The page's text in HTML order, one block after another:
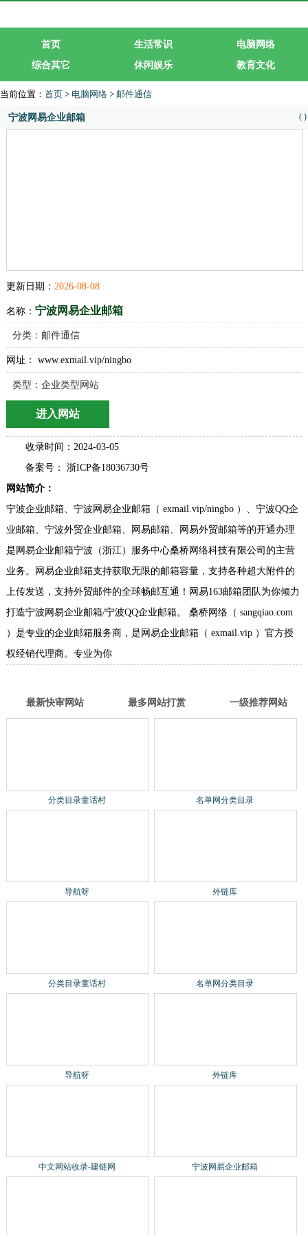
首页 生活常识
电脑网络
综合其它
休闲娱乐
教育文化
当前位置： 首页 > 电脑网络 > 邮件通信
宁波网易企业邮箱 ( )
更新日期： 2026-08-08
名称： 宁波网易企业邮箱
分类： 邮件通信
网址： www.exmail.vip/ningbo
类型：企业类型网站
进入网站
收录时间：2024-03-05
备案号： 浙ICP备18036730号
网站简介：
宁波企业邮箱、宁波网易企业邮箱（ exmail.vip/ningbo ）、宁波QQ企
业邮箱、宁波外贸企业邮箱、网易邮箱、网易外贸邮箱等的开通办理
是网易企业邮箱宁波（浙江）服务中心桑桥网络科技有限公司的主营
业务。网易企业邮箱支持获取无限的邮箱容量，支持各种超大附件的
上传发送，支持外贸邮件的全球畅邮互通！网易163邮箱团队为你倾力
打造宁波网易企业邮箱/宁波QQ企业邮箱。 桑桥网络（ sangqiao.com
）是专业的企业邮箱服务商，是网易企业邮箱（ exmail.vip ）官方授
权经销代理商。专业为你
最新快审网站 最多网站打赏 一级推荐网站
分类目录童话村 名单网分类目录
导航呀 外链库
分类目录童话村 名单网分类目录
导航呀 外链库
中文网站收录-建链网 宁波网易企业邮箱